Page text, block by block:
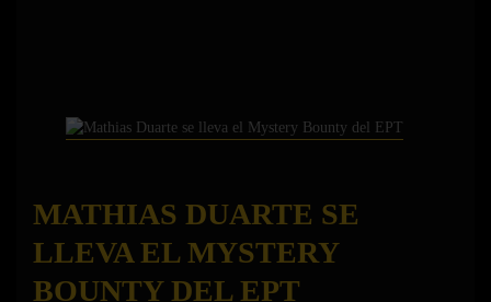
MATHIAS DUARTE SE
LLEVA EL MYSTERY
BOUNTY DEL EPT